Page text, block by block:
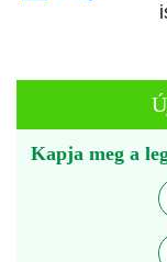
Kapja meg a